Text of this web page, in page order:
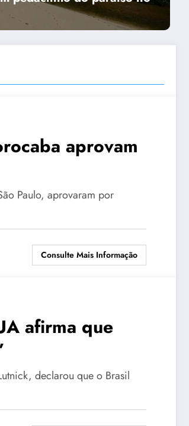
aprovam
Paulo, aprovaram por
Consulte Mais Informação
afirma que
declarou que o Brasil